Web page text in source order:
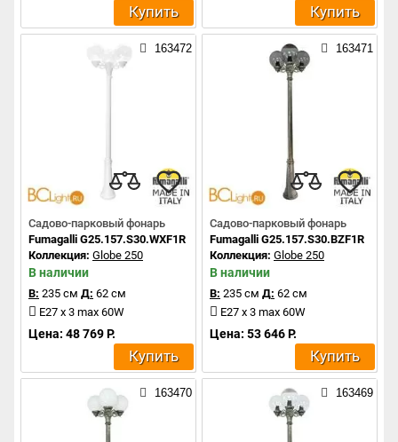
Купить Купить
163472
Садово-парковый фонарь
Fumagalli G25.157.S30.WXF1R
Коллекция: Globe 250
В наличии
В: 235 см Д: 62 см
E27 x 3 max 60W
Цена: 48 769 Р.
Купить
163471
Садово-парковый фонарь
Fumagalli G25.157.S30.BZF1R
Коллекция: Globe 250
В наличии
В: 235 см Д: 62 см
E27 x 3 max 60W
Цена: 53 646 Р.
Купить
163470 163469